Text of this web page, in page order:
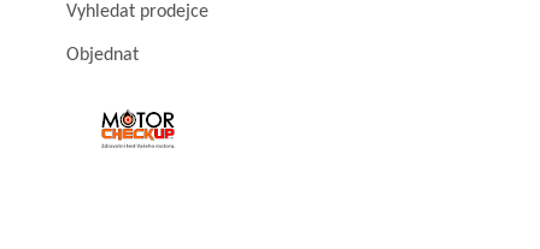
Vyhledat prodejce
Objednat